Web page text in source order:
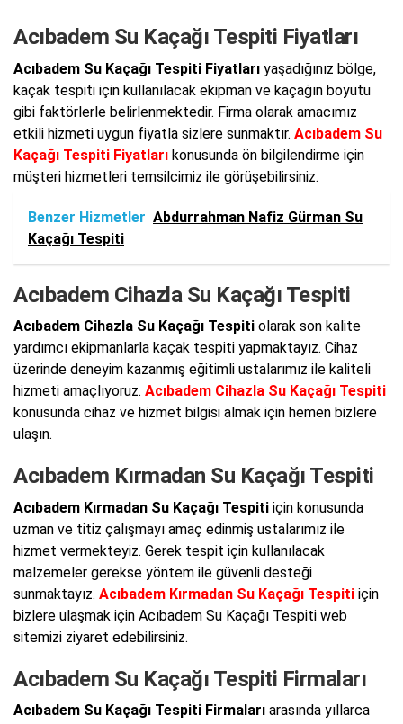
Acıbadem Su Kaçağı Tespiti Fiyatları
Acıbadem Su Kaçağı Tespiti Fiyatları yaşadığınız bölge,
kaçak tespiti için kullanılacak ekipman ve kaçağın boyutu
gibi faktörlerle belirlenmektedir. Firma olarak amacımız
etkili hizmeti uygun fiyatla sizlere sunmaktır. Acıbadem Su
Kaçağı Tespiti Fiyatları konusunda ön bilgilendirme için
müşteri hizmetleri temsilcimiz ile görüşebilirsiniz.
Benzer Hizmetler Abdurrahman Nafiz Gürman Su
Kaçağı Tespiti
Acıbadem Cihazla Su Kaçağı Tespiti
Acıbadem Cihazla Su Kaçağı Tespiti olarak son kalite
yardımcı ekipmanlarla kaçak tespiti yapmaktayız. Cihaz
üzerinde deneyim kazanmış eğitimli ustalarımız ile kaliteli
hizmeti amaçlıyoruz. Acıbadem Cihazla Su Kaçağı Tespiti
konusunda cihaz ve hizmet bilgisi almak için hemen bizlere
ulaşın.
Acıbadem Kırmadan Su Kaçağı Tespiti
Acıbadem Kırmadan Su Kaçağı Tespiti için konusunda
uzman ve titiz çalışmayı amaç edinmiş ustalarımız ile
hizmet vermekteyiz. Gerek tespit için kullanılacak
malzemeler gerekse yöntem ile güvenli desteği
sunmaktayız. Acıbadem Kırmadan Su Kaçağı Tespiti için
bizlere ulaşmak için Acıbadem Su Kaçağı Tespiti web
sitemizi ziyaret edebilirsiniz.
Acıbadem Su Kaçağı Tespiti Firmaları
Acıbadem Su Kaçağı Tespiti Firmaları arasında yıllarca